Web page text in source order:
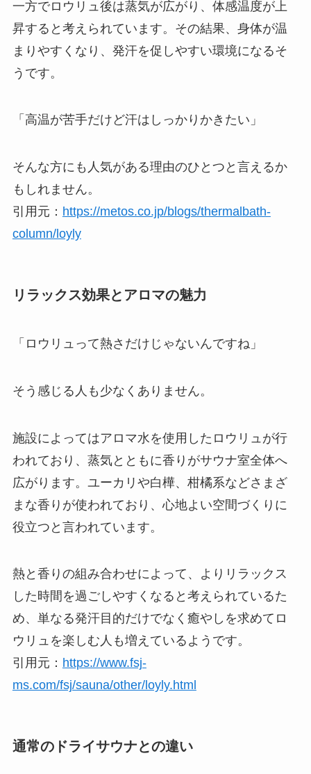
一方でロウリュ後は蒸気が広がり、体感温度が上
昇すると考えられています。その結果、身体が温
まりやすくなり、発汗を促しやすい環境になるそ
うです。
「高温が苦手だけど汗はしっかりかきたい」
そんな方にも人気がある理由のひとつと言えるか
もしれません。
引用元： https://metos.co.jp/blogs/thermalbath-
column/loyly
リラックス効果とアロマの魅力
「ロウリュって熱さだけじゃないんですね」
そう感じる人も少なくありません。
施設によってはアロマ水を使用したロウリュが行
われており、蒸気とともに香りがサウナ室全体へ
広がります。ユーカリや白樺、柑橘系などさまざ
まな香りが使われており、心地よい空間づくりに
役立つと言われています。
熱と香りの組み合わせによって、よりリラックス
した時間を過ごしやすくなると考えられているた
め、単なる発汗目的だけでなく癒やしを求めてロ
ウリュを楽しむ人も増えているようです。
引用元： https://www.fsj-
ms.com/fsj/sauna/other/loyly.html
通常のドライサウナとの違い